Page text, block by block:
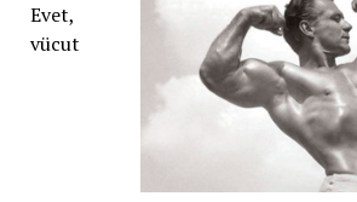
Evet,
vücut